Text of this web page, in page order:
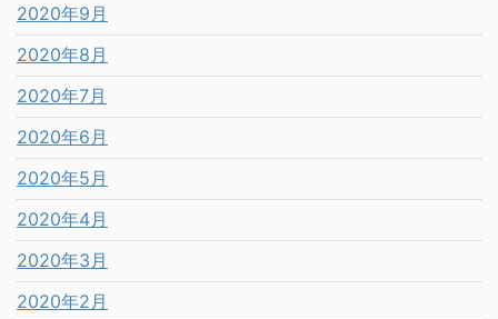
2020年9月
2020年8月
2020年7月
2020年6月
2020年5月
2020年4月
2020年3月
2020年2月